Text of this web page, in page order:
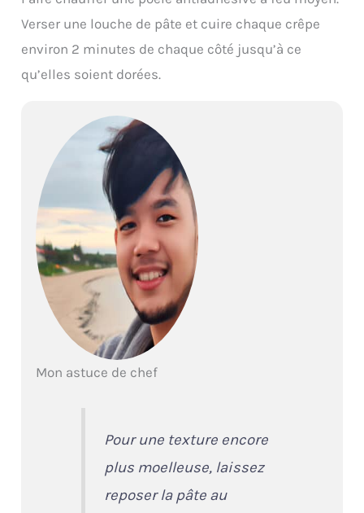
Verser une louche de pâte et cuire chaque crêpe
environ 2 minutes de chaque côté jusqu’à ce
qu’elles soient dorées.
Mon astuce de chef
Pour une texture encore
plus moelleuse, laissez
reposer la pâte au